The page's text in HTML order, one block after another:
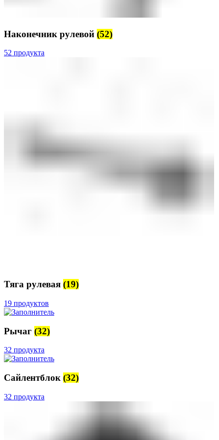
Наконечник рулевой (52)
52 продукта
Тяга рулевая (19)
19 продуктов
Рычаг (32)
32 продукта
Сайлентблок (32)
32 продукта